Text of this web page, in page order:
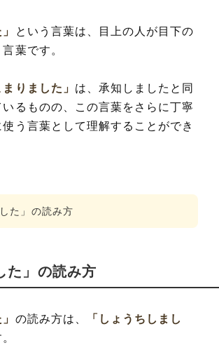
という言葉は、目上の人が目下の
葉です。
まりました」 は、承知しましたと同
いるものの、この言葉をさらに丁寧
う言葉として理解することができ
た」の読み方
た」の読み方
の読み方は、
「しょうちしまし